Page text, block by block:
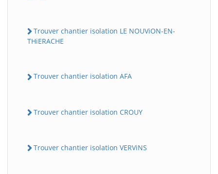
Trouver chantier isolation LE NOUViON-EN-
THiERACHE
Trouver chantier isolation AFA
Trouver chantier isolation CROUY
Trouver chantier isolation VERViNS